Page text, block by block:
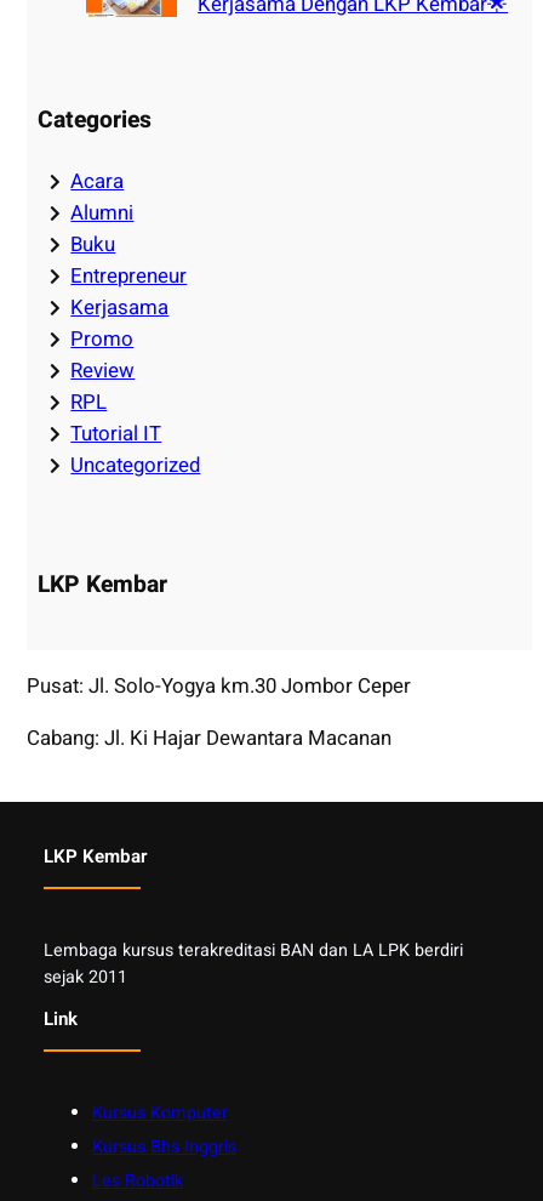
Categories
Acara
Alumni
Buku
Entrepreneur
Kerjasama
Promo
Review
RPL
Tutorial IT
Uncategorized
LKP Kembar
Pusat: Jl. Solo-Yogya km.30 Jombor Ceper
Cabang: Jl. Ki Hajar Dewantara Macanan
LKP Kembar
Lembaga kursus terakreditasi BAN dan LA LPK berdiri
sejak 2011
Link
Kursus Komputer
Kursus Bhs Inggris
Les Robotik